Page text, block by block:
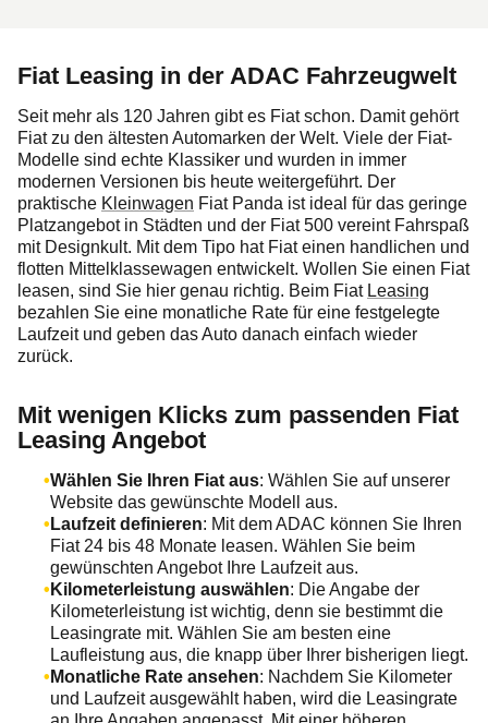
Fiat Leasing in der ADAC Fahrzeugwelt
Seit mehr als 120 Jahren gibt es Fiat schon. Damit gehört
Fiat zu den ältesten Automarken der Welt. Viele der Fiat-
Modelle sind echte Klassiker und wurden in immer
modernen Versionen bis heute weitergeführt. Der
praktische Kleinwagen Fiat Panda ist ideal für das geringe
Platzangebot in Städten und der Fiat 500 vereint Fahrspaß
mit Designkult. Mit dem Tipo hat Fiat einen handlichen und
flotten Mittelklassewagen entwickelt. Wollen Sie einen Fiat
leasen, sind Sie hier genau richtig. Beim Fiat Leasing
bezahlen Sie eine monatliche Rate für eine festgelegte
Laufzeit und geben das Auto danach einfach wieder
zurück.
Mit wenigen Klicks zum passenden Fiat
Leasing Angebot
Wählen Sie Ihren Fiat aus: Wählen Sie auf unserer
Website das gewünschte Modell aus.
Laufzeit definieren: Mit dem ADAC können Sie Ihren
Fiat 24 bis 48 Monate leasen. Wählen Sie beim
gewünschten Angebot Ihre Laufzeit aus.
Kilometerleistung auswählen: Die Angabe der
Kilometerleistung ist wichtig, denn sie bestimmt die
Leasingrate mit. Wählen Sie am besten eine
Laufleistung aus, die knapp über Ihrer bisherigen liegt.
Monatliche Rate ansehen: Nachdem Sie Kilometer
und Laufzeit ausgewählt haben, wird die Leasingrate